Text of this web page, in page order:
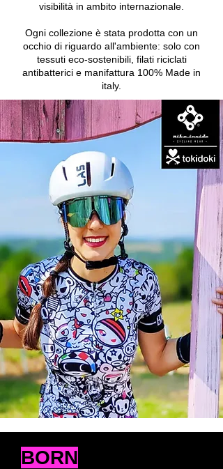
visibilità in ambito internazionale.
Ogni collezione è stata prodotta con un
occhio di riguardo all'ambiente: solo con
tessuti eco-sostenibili, filati riciclati
antibatterici e manifattura 100% Made in
italy.
BORN